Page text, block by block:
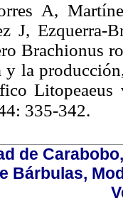
A,
J, Ezquerra-
Brachionus
y la
335-342.
de
Bárbulas,